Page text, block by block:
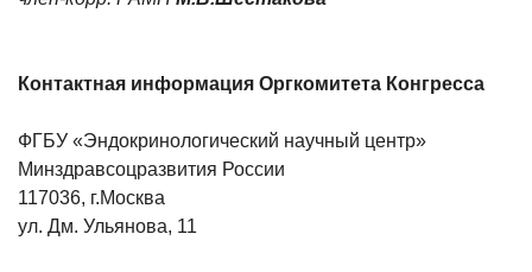
Контактная информация Оргкомитета Конгресса
ФГБУ «Эндокринологический научный центр»
Минздравсоцразвития России
117036, г.Москва
ул. Дм. Ульянова, 11